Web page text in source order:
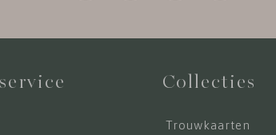
Collecties
Trouwkaarten